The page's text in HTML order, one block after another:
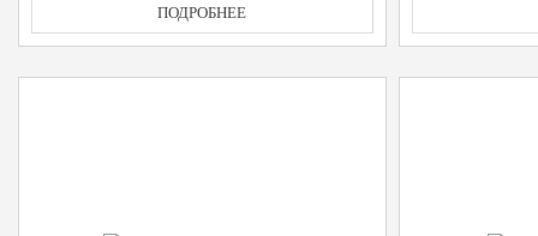
ПОДРОБНЕЕ